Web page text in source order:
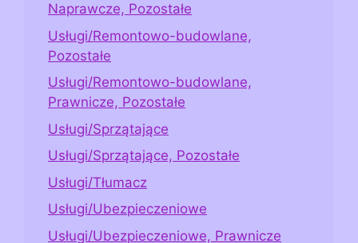
Naprawcze, Pozostałe
Usługi/Remontowo-budowlane,
Pozostałe
Usługi/Remontowo-budowlane,
Prawnicze, Pozostałe
Usługi/Sprzątające
Usługi/Sprzątające, Pozostałe
Usługi/Tłumacz
Usługi/Ubezpieczeniowe
Usługi/Ubezpieczeniowe, Prawnicze